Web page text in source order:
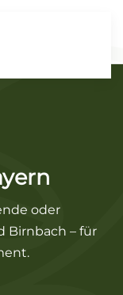
oder
Birnbach – für